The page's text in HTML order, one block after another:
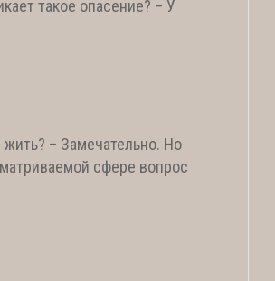
такое опасение? – У
– Замечательно. Но
сфере вопрос